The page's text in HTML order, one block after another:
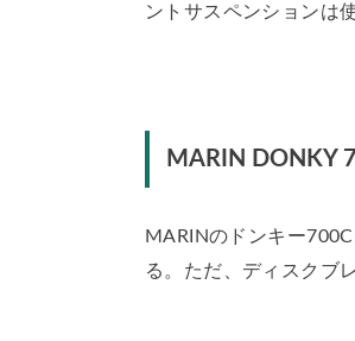
ントサスペンションは
MARIN DONKY
MARINのドンキー
る。ただ、ディスクブ